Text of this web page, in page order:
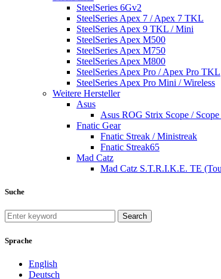
SteelSeries 6Gv2
SteelSeries Apex 7 / Apex 7 TKL
SteelSeries Apex 9 TKL / Mini
SteelSeries Apex M500
SteelSeries Apex M750
SteelSeries Apex M800
SteelSeries Apex Pro / Apex Pro TKL
SteelSeries Apex Pro Mini / Wireless
Weitere Hersteller
Asus
Asus ROG Strix Scope /
Fnatic Gear
Fnatic Streak / Ministreak
Fnatic Streak65
Mad Catz
Mad Catz S.T.R.I.K.E. TE
Suche
Search
Sprache
English
Deutsch